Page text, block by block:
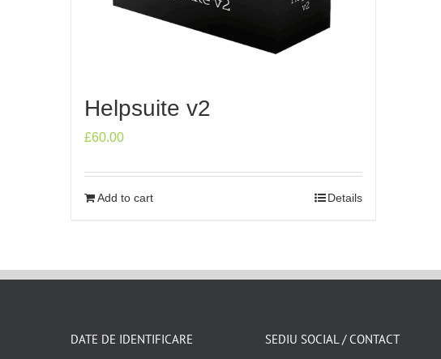
Helpsuite v2
£60.00
Add to cart Details
DATE DE IDENTIFICARE SEDIU SOCIAL / CONTACT